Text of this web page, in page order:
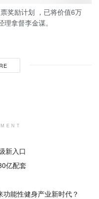
奖励计划 ，已将价值6万
拿督李金谋。
新入口
亿配套
能性健身产业新时代？